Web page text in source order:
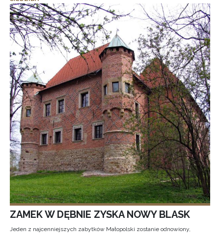
ZAMEK W DĘBNIE ZYSKA NOWY BLASK
Jeden z najcenniejszych zabytków Małopolski zostanie odnowiony,